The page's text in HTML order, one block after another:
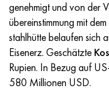
genehmigt und von der
übereinstimmung mit
stahlhütte belaufen sich
Eisenerz. Geschätzte
Rupien. In Bezug auf
580 Millionen USD.
Incotherm
Incotest
Jethete M152
47ND
47NHR
49KF
HN62VMYUT
HN62MVKYU
HN63MB
VT-35
PT-1M
PT-3V
1.4466 - aisi 310MoLn
Legierung Al6xn
15-7Ph® - 1.4532
10H17N13М3Т
10H18N18YU4D
11H11N2V2МF
2.0872,
Silicium-Aluminium-
CW301G, C64200
Rotmessing
C84400, CuSn2ZnPb
C83600, CuSn5ZnPb
45G2, 45g2, aisi 1144
Baustahl legiert
10g2, 10g2, aisi 1513
R6M5, 1.3343, hs6-5-
R6M5K5, 1.3243,
R6М5F3, 1.3344,